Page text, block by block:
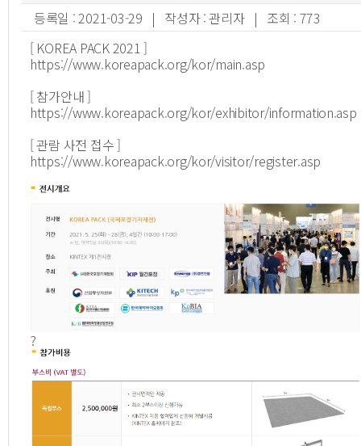
등록일 : 2021-03-29 | 작성자 : 관리자 | 조회 : 773
[ KOREA PACK 2021 ]
https://www.koreapack.org/kor/main.asp
[ 참가안내 ]
https://www.koreapack.org/kor/exhibitor/information.asp
[ 관람 사전 접수 ]
https://www.koreapack.org/kor/visitor/register.asp
?